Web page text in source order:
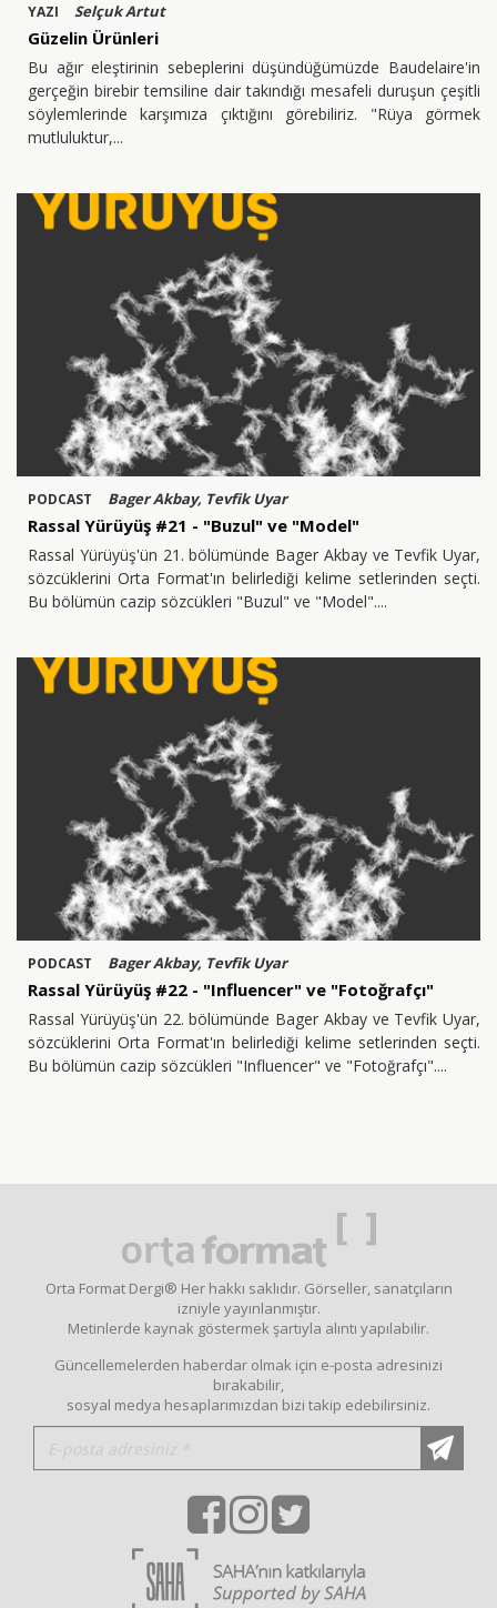
YAZI Selçuk Artut
Güzelin Ürünleri
Bu ağır eleştirinin sebeplerini düşündüğümüzde Baudelaire'in
gerçeğin birebir temsiline dair takındığı mesafeli duruşun çeşitli
söylemlerinde karşımıza çıktığını görebiliriz. "Rüya görmek
mutluluktur,
PODCAST Bager Akbay, Tevfik Uyar
Rassal Yürüyüş #21 - "Buzul" ve "Model"
Rassal Yürüyüş'ün 21. bölümünde Bager Akbay ve Tevfik Uyar,
sözcüklerini Orta Format'ın belirlediği kelime setlerinden seçti.
Bu bölümün cazip sözcükleri "Buzul" ve "Model".
PODCAST Bager Akbay, Tevfik Uyar
Rassal Yürüyüş #22 - "Influencer" ve "Fotoğrafçı"
Rassal Yürüyüş'ün 22. bölümünde Bager Akbay ve Tevfik Uyar,
sözcüklerini Orta Format'ın belirlediği kelime setlerinden seçti.
Bu bölümün cazip sözcükleri "Influencer" ve "Fotoğrafçı".
Orta Format Dergi® Her hakkı saklıdır. Görseller, sanatçıların
izniyle yayınlanmıştır.
Metinlerde kaynak göstermek şartıyla alıntı yapılabilir.
Güncellemelerden haberdar olmak için e-posta adresinizi
bırakabilir,
sosyal medya hesaplarımızdan bizi takip edebilirsiniz.